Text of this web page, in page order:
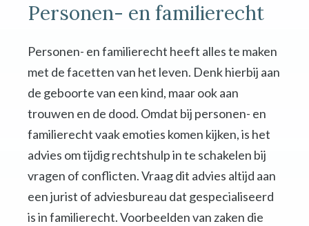
Personen- en familierecht
Personen- en familierecht heeft alles te maken
met de facetten van het leven. Denk hierbij aan
de geboorte van een kind, maar ook aan
trouwen en de dood. Omdat bij personen- en
familierecht vaak emoties komen kijken, is het
advies om tijdig rechtshulp in te schakelen bij
vragen of conflicten. Vraag dit advies altijd aan
een jurist of adviesbureau dat gespecialiseerd
is in familierecht. Voorbeelden van zaken die